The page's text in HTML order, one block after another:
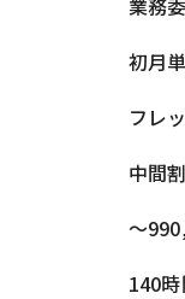
業務
初月
フレ
中間割
〜
140